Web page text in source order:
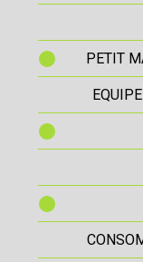
PETIT